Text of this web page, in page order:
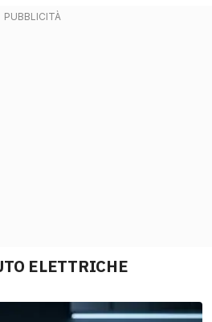
ELETTRICHE